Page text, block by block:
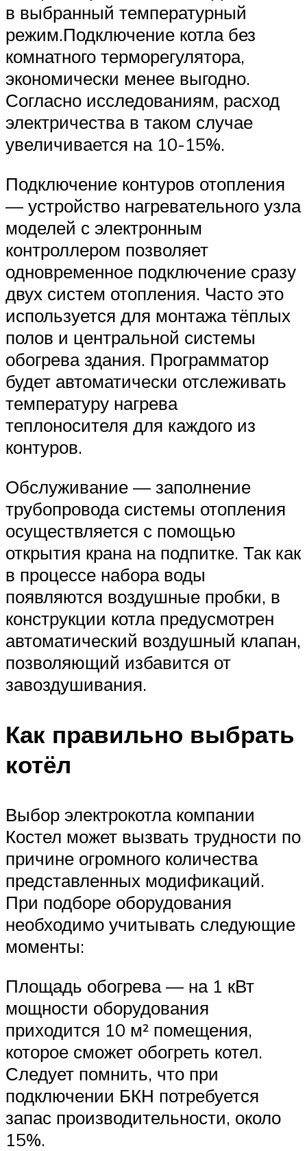
в выбранный температурный
режим.Подключение котла без
комнатного терморегулятора,
экономически менее выгодно.
Согласно исследованиям, расход
электричества в таком случае
увеличивается на 10-15%.
Подключение контуров отопления
— устройство нагревательного узла
моделей с электронным
контроллером позволяет
одновременное подключение сразу
двух систем отопления. Часто это
используется для монтажа тёплых
полов и центральной системы
обогрева здания. Программатор
будет автоматически отслеживать
температуру нагрева
теплоносителя для каждого из
контуров.
Обслуживание — заполнение
трубопровода системы отопления
осуществляется с помощью
открытия крана на подпитке. Так как
в процессе набора воды
появляются воздушные пробки, в
конструкции котла предусмотрен
автоматический воздушный клапан,
позволяющий избавится от
завоздушивания.
Как правильно выбрать
котёл
Выбор электрокотла компании
Костел может вызвать трудности по
причине огромного количества
представленных модификаций.
При подборе оборудования
необходимо учитывать следующие
моменты:
Площадь обогрева — на 1 кВт
мощности оборудования
приходится 10 м² помещения,
которое сможет обогреть котел.
Следует помнить, что при
подключении БКН потребуется
запас производительности, около
15%.